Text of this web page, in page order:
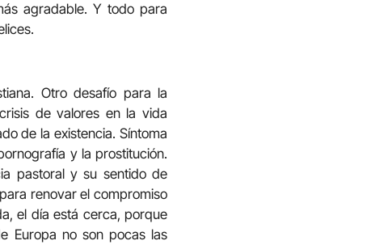
agradable. Y todo para
Otro desafío para la
de valores en la vida
de la existencia. Síntoma
y la prostitución.
pastoral y su sentido de
renovar el compromiso
el día está cerca, porque
Europa no son pocas las